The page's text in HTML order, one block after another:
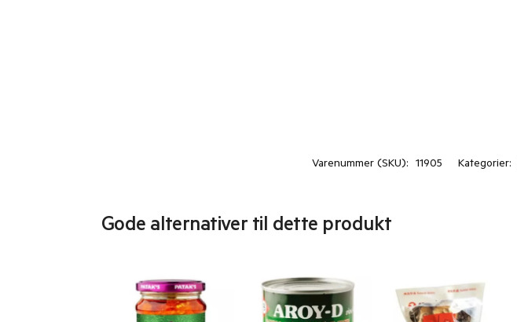
Varenummer (SKU): 11905 Kategorier:
Gode alternativer til dette produkt